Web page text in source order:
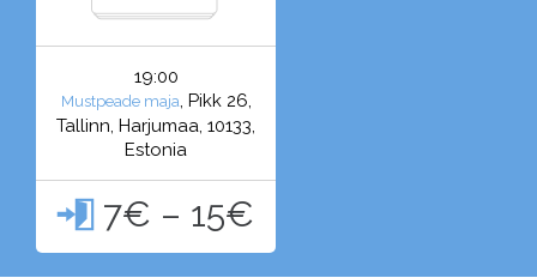
19:00
Mustpeade maja, Pikk 26,
Tallinn, Harjumaa, 10133,
Estonia
 7€ – 15€